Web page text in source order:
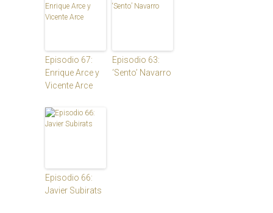
Episodio 67:
Enrique Arce y
Vicente Arce
Episodio 63:
‘Sento’ Navarro
Episodio 66:
Javier Subirats